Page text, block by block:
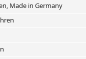
Made in Germany